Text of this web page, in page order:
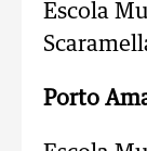
Escola
Porto